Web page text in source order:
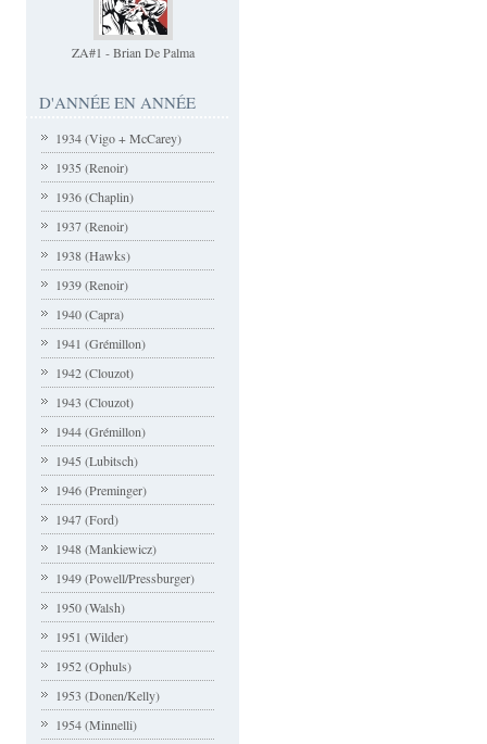
ZA#1 - Brian De Palma
D'ANNÉE EN ANNÉE
1934 (Vigo + McCarey)
1935 (Renoir)
1936 (Chaplin)
1937 (Renoir)
1938 (Hawks)
1939 (Renoir)
1940 (Capra)
1941 (Grémillon)
1942 (Clouzot)
1943 (Clouzot)
1944 (Grémillon)
1945 (Lubitsch)
1946 (Preminger)
1947 (Ford)
1948 (Mankiewicz)
1949 (Powell/Pressburger)
1950 (Walsh)
1951 (Wilder)
1952 (Ophuls)
1953 (Donen/Kelly)
1954 (Minnelli)